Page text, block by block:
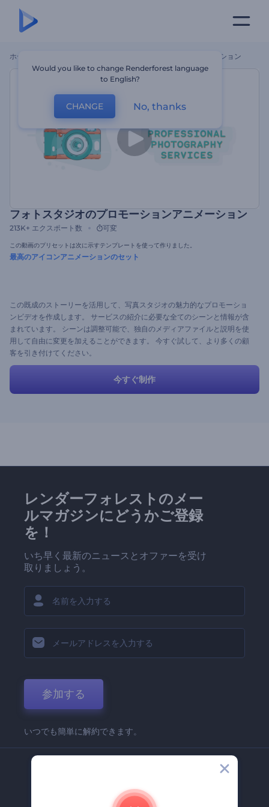
ホーム フォトスタジオのプロモーションアニメーション
フォトスタジオのプロモーションアニメーション
213K+ エクスポート数 可変
この動画のプリセットは次に示すテンプレートを使って作りました。
最高のアイコンアニメーションのセット
この既成のストーリーを活用して、写真スタジオの魅力的なプロモーショ
ンビデオを作成します。 サービスの紹介に必要な全てのシーンと情報が含
まれています。 シーンは調整可能で、独自のメディアファイルと説明を使
用して自由に変更を加えることができます。 今すぐ試して、より多くの顧
客を引き付けてください。
今すぐ制作
レンダーフォレストのメー
ルマガジンにどうかご登録
を！
いち早く最新のニュースとオファーを受け
取りましょう。
参加する
いつでも簡単に解約できます。
Renderforest 企業情報
Would you like to change Renderforest language
to English?
CHANGE No, thanks